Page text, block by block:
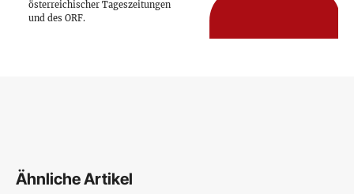
österreichischer Tageszeitungen
und des ORF.
Ähnliche Artikel